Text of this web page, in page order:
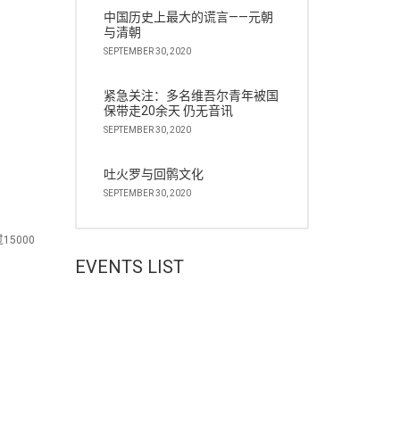
15000
中国历史上最大的谎言——元朝
与清朝
SEPTEMBER 30, 2020
紧急关注：多名维吾尔青年被国
保带走20余天 仍无音讯
SEPTEMBER 30, 2020
吐火罗与回鹘文化
SEPTEMBER 30, 2020
EVENTS LIST